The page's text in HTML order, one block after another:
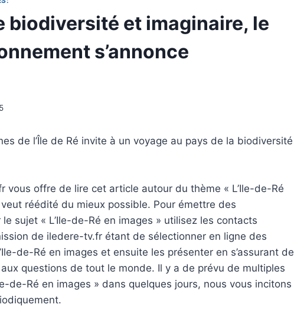
biodiversité et imaginaire, le
s’annonce
de l’Île de Ré invite à un voyage au pays de la biodiversité
vous offre de lire cet article autour du thème « L’Ile-de-Ré
veut réédité du mieux possible. Pour émettre des
sujet « L’Ile-de-Ré en images » utilisez les contacts
de iledere-tv.fr étant de sélectionner en ligne des
de-Ré en images et ensuite les présenter en s’assurant de
questions de tout le monde. Il y a de prévu de multiples
de-Ré en images » dans quelques jours, nous vous incitons